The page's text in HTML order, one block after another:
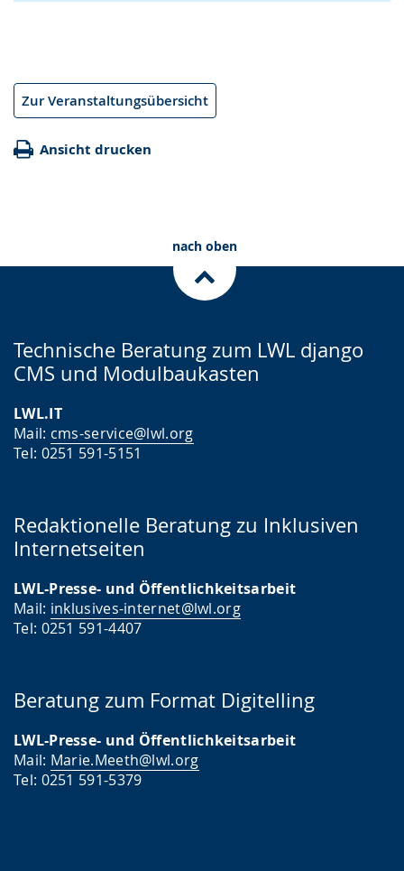
Zur Veranstaltungsübersicht
Ansicht drucken
nach oben
Technische Beratung zum LWL django
CMS und Modulbaukasten
LWL.IT
Mail: cms-service@lwl.org
Tel: 0251 591-5151
Redaktionelle Beratung zu Inklusiven
Internetseiten
LWL-Presse- und Öffentlichkeitsarbeit
Mail: inklusives-internet@lwl.org
Tel: 0251 591-4407
Beratung zum Format Digitelling
LWL-Presse- und Öffentlichkeitsarbeit
Mail: Marie.Meeth@lwl.org
Tel: 0251 591-5379